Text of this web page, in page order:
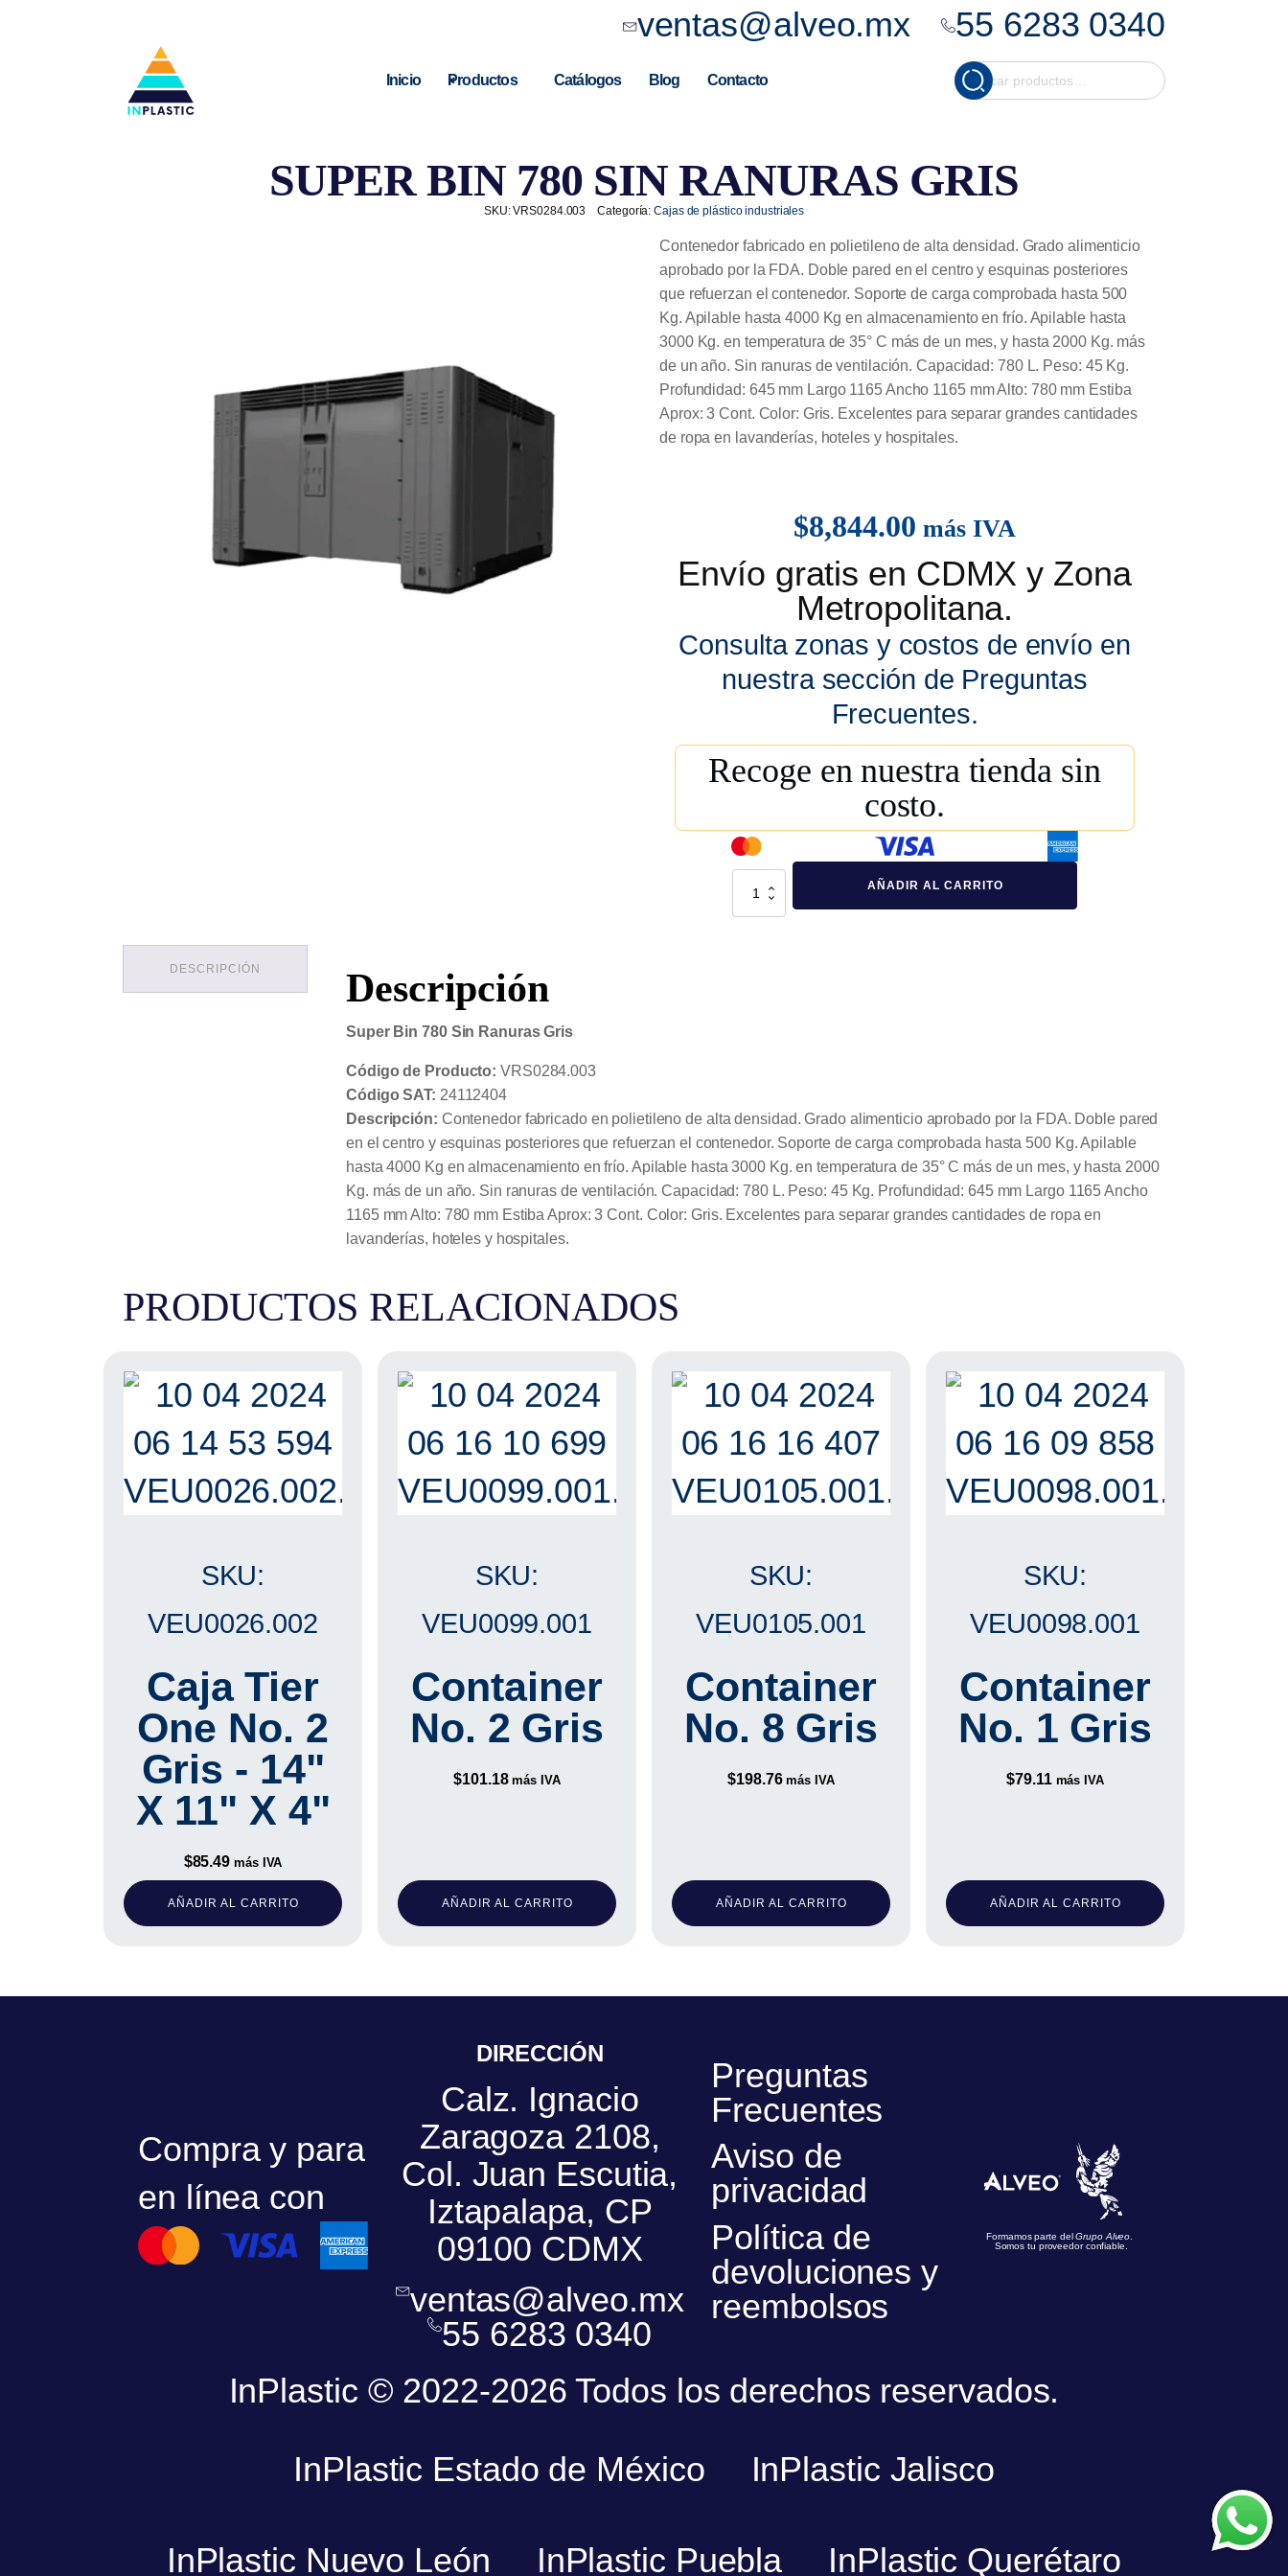
ventas@alveo.mx 55 6283 0340
Inicio Productos Catálogos Blog Contacto
Buscar
por:
Cuando hay
SUPER BIN 780 SIN RANURAS GRIS
SKU:VRS0284.003 Categoría:Cajas de plástico industriales
Contenedor fabricado en polietileno de alta densidad. Grado alimenticio
aprobado por la FDA. Doble pared en el centro y esquinas posteriores
que refuerzan el contenedor. Soporte de carga comprobada hasta 500
Kg. Apilable hasta 4000 Kg en almacenamiento en frío. Apilable hasta
3000 Kg. en temperatura de 35° C más de un mes, y hasta 2000 Kg. más
de un año. Sin ranuras de ventilación. Capacidad: 780 L. Peso: 45 Kg.
Profundidad: 645 mm Largo 1165 Ancho 1165 mm Alto: 780 mm Estiba
Aprox: 3 Cont. Color: Gris. Excelentes para separar grandes cantidades
de ropa en lavanderías, hoteles y hospitales.
$8,844.00 más IVA
Envío gratis en CDMX y Zona
Metropolitana.
Consulta zonas y costos de envío en
nuestra sección de Preguntas
Frecuentes.
Recoge en nuestra tienda sin
costo.
AÑADIR AL CARRITO
DESCRIPCIÓN Descripción
Super Bin 780 Sin Ranuras Gris
Código de Producto: VRS0284.003
Código SAT: 24112404
Descripción: Contenedor fabricado en polietileno de alta densidad. Grado alimenticio aprobado por la FDA. Doble pared
en el centro y esquinas posteriores que refuerzan el contenedor. Soporte de carga comprobada hasta 500 Kg. Apilable
hasta 4000 Kg en almacenamiento en frío. Apilable hasta 3000 Kg. en temperatura de 35° C más de un mes, y hasta 2000
Kg. más de un año. Sin ranuras de ventilación. Capacidad: 780 L. Peso: 45 Kg. Profundidad: 645 mm Largo 1165 Ancho
1165 mm Alto: 780 mm Estiba Aprox: 3 Cont. Color: Gris. Excelentes para separar grandes cantidades de ropa en
lavanderías, hoteles y hospitales.
PRODUCTOS RELACIONADOS
SKU:
VEU0026.002
Caja Tier
One No. 2
Gris - 14"
X 11" X 4"
$85.49 más IVA
AÑADIR AL CARRITO
SKU:
VEU0099.001
Container
No. 2 Gris
$101.18 más IVA
AÑADIR AL CARRITO
SKU:
VEU0105.001
Container
No. 8 Gris
$198.76 más IVA
AÑADIR AL CARRITO
SKU:
VEU0098.001
Container
No. 1 Gris
$79.11 más IVA
AÑADIR AL CARRITO
Compra y para
en línea con
DIRECCIÓN
Calz. Ignacio
Zaragoza 2108,
Col. Juan Escutia,
Iztapalapa, CP
09100 CDMX
ventas@alveo.mx
55 6283 0340
Preguntas
Frecuentes
Aviso de
privacidad
Política de
devoluciones y
reembolsos
Formamos parte delGrupo Alveo.
Somos tu proveedor confiable.
InPlastic © 2022-2026 Todos los derechos reservados.
InPlastic Estado de México
InPlastic Jalisco
InPlastic Nuevo León InPlastic Puebla InPlastic Querétaro